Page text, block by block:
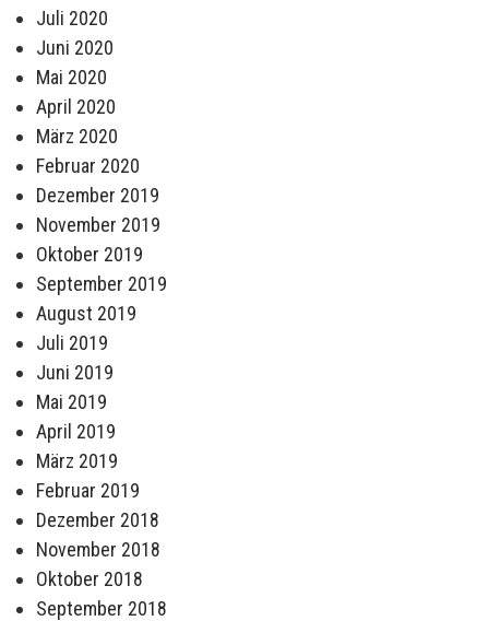
Juli 2020
Juni 2020
Mai 2020
April 2020
März 2020
Februar 2020
Dezember 2019
November 2019
Oktober 2019
September 2019
August 2019
Juli 2019
Juni 2019
Mai 2019
April 2019
März 2019
Februar 2019
Dezember 2018
November 2018
Oktober 2018
September 2018